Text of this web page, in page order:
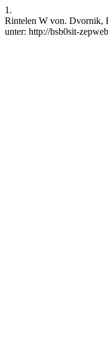
1.
Rintelen W von. Dvornik,
unter: http://bsb0sit-